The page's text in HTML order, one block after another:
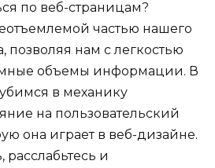
по веб-страницам?
частью нашего
позволяя нам с легкостью
объемы информации. В
в механику
на пользовательский
она играет в веб-дизайне.
расслабьтесь и